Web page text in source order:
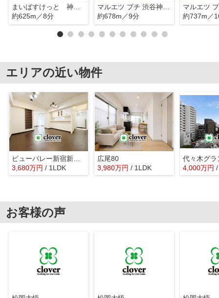
まいばすけっと 神泉駅前
約625m／8分
マルエツ プチ 渋谷神泉店
約678m／9分
約737m／
エリアの近い物件
ビューパレー新宿新都心
3,680万円 / 1LDK
広尾80
3,980万円 / 1LDK
代々木グラ
4,000万円
お客様の声